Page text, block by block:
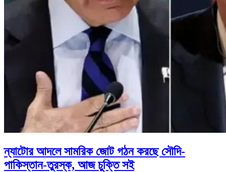
ন্যাটোর আদলে সামরিক জোট গঠন করছে সৌদি-
পাকিস্তান-তুরস্ক, আজ চুক্তি সই